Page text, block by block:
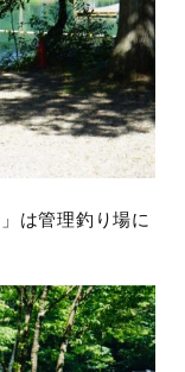
は管理釣り場に